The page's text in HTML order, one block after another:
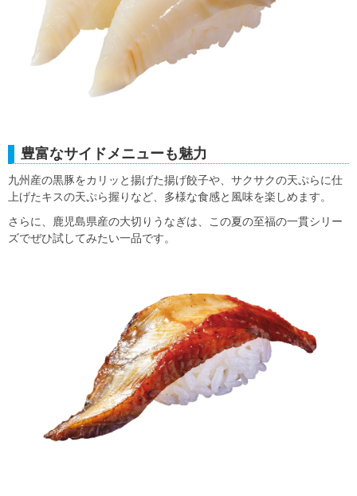
豊富なサイドメニューも魅力
九州産の黒豚をカリッと揚げた揚げ餃子や、サクサクの天ぷらに仕
上げたキスの天ぷら握りなど、多様な食感と風味を楽しめます。
さらに、鹿児島県産の大切りうなぎは、この夏の至福の一貫シリー
ズでぜひ試してみたい一品です。